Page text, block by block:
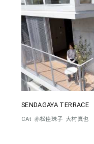
SENDAGAYA TERRACE
CAt 赤松佳珠子 大村真也